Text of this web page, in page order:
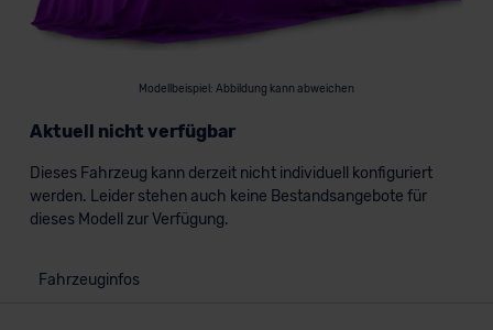
Modellbeispiel: Abbildung kann abweichen
Aktuell nicht verfügbar
Dieses Fahrzeug kann derzeit nicht individuell konfiguriert
werden. Leider stehen auch keine Bestandsangebote für
dieses Modell zur Verfügung.
Fahrzeuginfos